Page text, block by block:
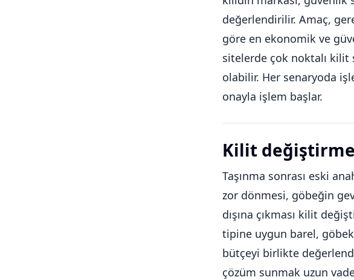
değerlendirilir. Amaç,
göre en ekonomik ve
sitelerde çok noktalı
olabilir. Her senaryoda
onayla işlem başlar.
Kilit
Taşınma sonrası eski
zor dönmesi, göbeğin
dışına çıkması kilit
tipine uygun barel, göbek
bütçeyi birlikte
çözüm sunmak uzun